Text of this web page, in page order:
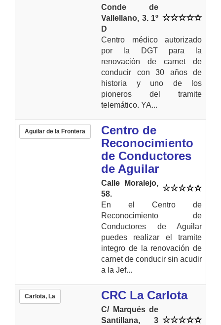
Conde de
Vallellano, 3. 1º
D
Centro médico autorizado
por la DGT para la
renovación de carnet de
conducir con 30 años de
historia y uno de los
pioneros del tramite
telemático. YA...
Aguilar de la Frontera
Centro de
Reconocimiento
de Conductores
de Aguilar
Calle Moralejo,
58.
En el Centro de
Reconocimiento de
Conductores de Aguilar
puedes realizar el tramite
integro de la renovación de
carnet de conducir sin acudir
a la Jef...
Carlota, La CRC La Carlota
C/ Marqués de
Santillana, 3